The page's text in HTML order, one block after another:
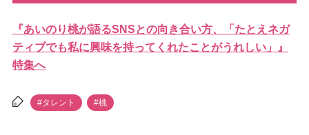
『あいのり桃が語るSNSとの向き合い方、「たとえネガ
ティブでも私に興味を持ってくれたことがうれしい」』
特集へ
#タレント #桃